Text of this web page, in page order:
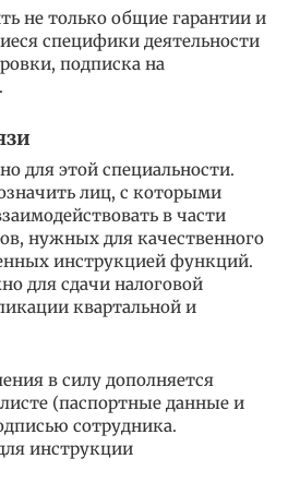
не только общие гарантии и
специфики деятельности
подписка на
для этой специальности.
лиц, с которыми
в части
нужных для качественного
инструкцией функций.
для сдачи налоговой
квартальной и
в силу дополняется
(паспортные данные и
сотрудника.
инструкции